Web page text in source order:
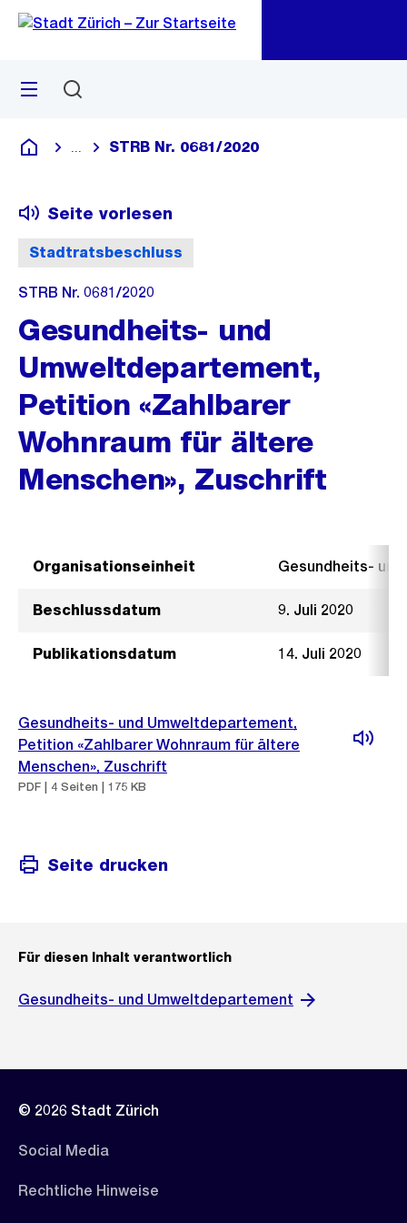
Navigation
Sprunglink
Menü
Deutsch
Blende alle Breadcrumbs ein
STRB Nr. 0681/2020
Stadtratsbeschluss
Seite vorlesen
STRB Nr. 0681/2020
Gesundheits- und
Umweltdepartement,
Petition «Zahlbarer
Wohnraum für ältere
Menschen», Zuschrift
Organisationseinheit Gesundheits-
Beschlussdatum 9. Juli 2020
Publikationsdatum 14. Juli 2020
Gesundheits- und Umweltdepartement,
Petition «Zahlbarer Wohnraum für ältere
Menschen», Zuschrift
PDF | 4 Seiten | 175 KB
Seite drucken
Für diesen Inhalt verantwortlich
Gesundheits- und Umweltdepartement
© 2026 Stadt Zürich
Social Media
Rechtliche Hinweise